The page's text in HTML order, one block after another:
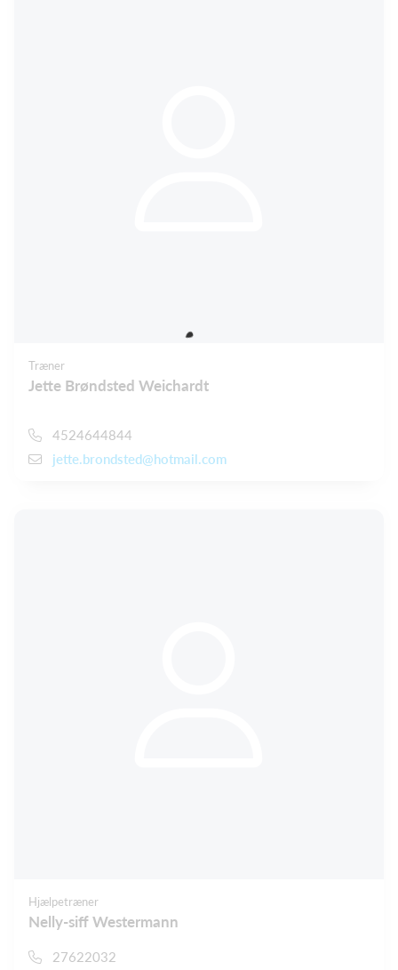
Træner
Jette Brøndsted Weichardt
4524644844
jette.brondsted@hotmail.com
Hjælpetræner
Nelly-siff Westermann
27622032